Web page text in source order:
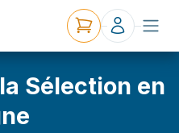
Sélection en